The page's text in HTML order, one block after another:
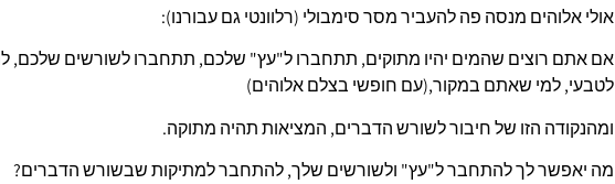
אולי אלוהים מנסה פה להעביר מסר סימבולי (רלוונטי גם עבורנו):
אם אתם רוצים שהמים יהיו מתוקים, תתחברו ל"עץ" שלכם, תתחברו לשורשים שלכם,
לטבעי, למי שאתם במקור,(עם חופשי בצלם אלוהים)
ומהנקודה הזו של חיבור לשורש הדברים, המציאות תהיה מתוקה.
מה יאפשר לך להתחבר ל"עץ" ולשורשים שלך, להתחבר למתיקות שבשורש הדברים?